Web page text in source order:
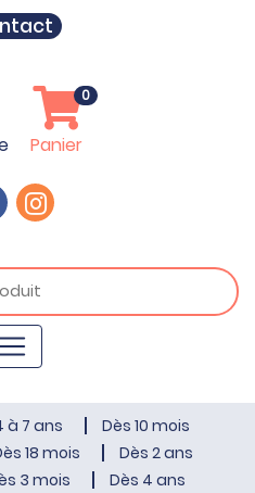
Panier
0
à 7 ans
Dès 10 mois
18 mois
Dès 2 ans
3 mois
Dès 4 ans